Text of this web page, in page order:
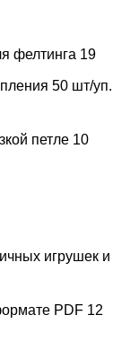
фелтинга 19
50 шт/уп.
петле 10
игрушек и
PDF 12